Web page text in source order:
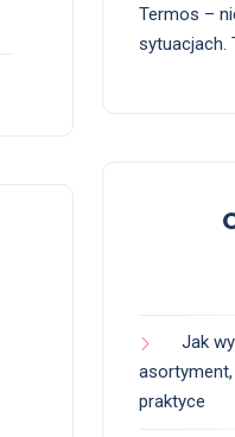
Termos –
sytuacjach.
Jak
praktyce